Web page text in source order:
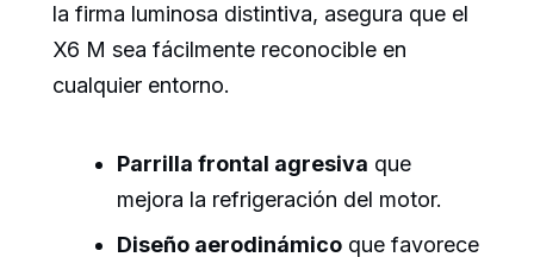
la firma luminosa distintiva, asegura que el
X6 M sea fácilmente reconocible en
cualquier entorno.
Parrilla frontal agresiva que
mejora la refrigeración del motor.
Diseño aerodinámico que favorece